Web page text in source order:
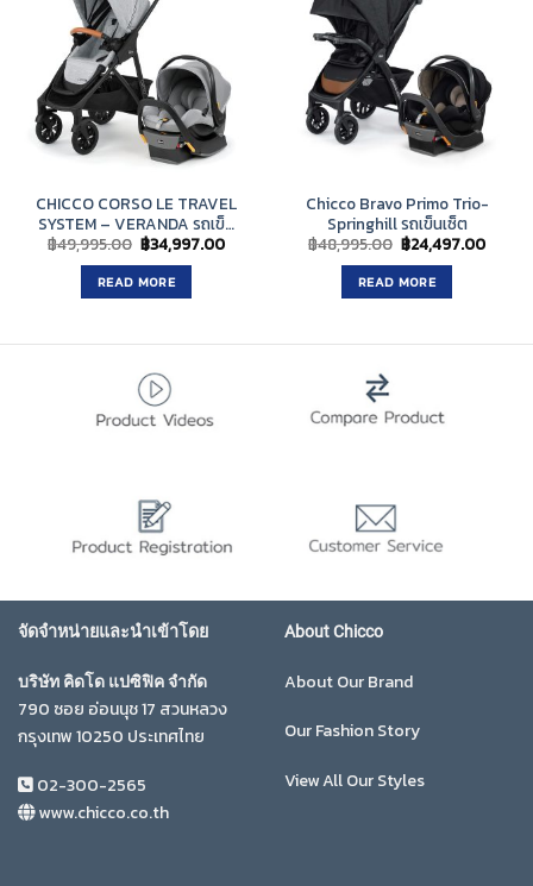
CHICCO CORSO LE TRAVEL
SYSTEM – VERANDA รถเข็น
เซ็ตเหมาะสำหรับเด็กแรกเกิด –
22.68 กิโลกรัม
฿49,995.00 Original
price
was:
฿49,995.00.
฿34,997.00Current
READ MORE
Chicco Bravo Primo Trio-
Springhill รถเข็นเซ็ต
฿48,995.00 Original
price
was:
฿48,995.00.
฿24,497.00
READ MORE
จัดจำหน่ายและนำเข้าโดย
บริษัท คิดโด แปซิฟิค จำกัด
790 ซอย อ่อนนุช 17 สวนหลวง
กรุงเทพ 10250 ประเทศไทย
02-300-2565
www.chicco.co.th
About Chicco
About Our Brand
Our Fashion Story
View All Our Styles